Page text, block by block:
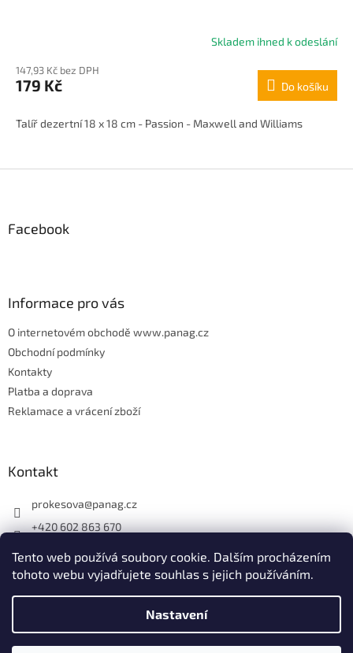
Tento web používá soubory cookie. Dalším procházením
tohoto webu vyjadřujete souhlas s jejich používáním.
Nastavení
Skladem ihned k odeslání
147,93 Kč bez DPH
179 Kč Do košíku
Talíř dezertní 18 x 18 cm - Passion - Maxwell and Williams
p
aFacebook
Informace pro vás
O internetovém obchodě www.panag.cz
Obchodní podmínky
Kontakty
Platba a doprava
Reklamace a vrácení zboží
Kontakt
prokesova@panag.cz
+420 602 863 670
Vytvořil Shoptet